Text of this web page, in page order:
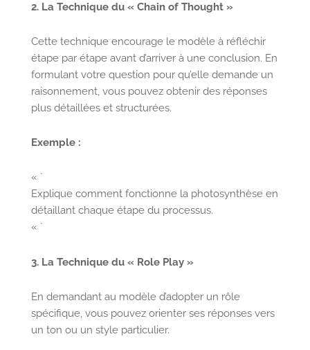
2. La Technique du « Chain of Thought »
Cette technique encourage le modèle à réfléchir
étape par étape avant d’arriver à une conclusion. En
formulant votre question pour qu’elle demande un
raisonnement, vous pouvez obtenir des réponses
plus détaillées et structurées.
Exemple :
« `
Explique comment fonctionne la photosynthèse en
détaillant chaque étape du processus.
« `
3. La Technique du « Role Play »
En demandant au modèle d’adopter un rôle
spécifique, vous pouvez orienter ses réponses vers
un ton ou un style particulier.